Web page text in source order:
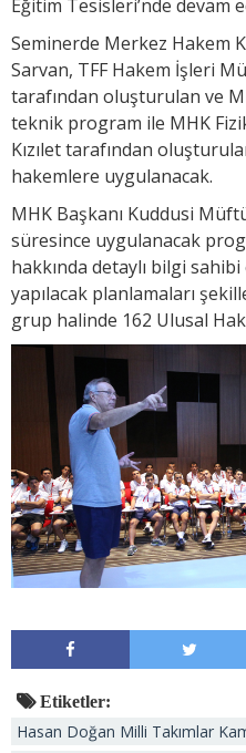
Eğitim Tesisleri’nde devam
Seminerde Merkez Hakem
Sarvan, TFF Hakem İşleri
tarafından oluşturulan ve
teknik program ile MHK
Kızılet tarafından
hakemlere uygulanacak.
MHK Başkanı Kuddusi
süresince uygulanacak
hakkında detaylı bilgi
yapılacak planlamaları
grup halinde 162 Ulusal
Etiketler:
Hasan Doğan Milli Takımlar